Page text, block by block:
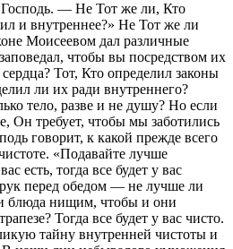
— Не Тот же ли, Кто
и внутреннее?» Не Тот же ли
Моисеевом дал различные
чтобы вы посредством их
Тот, Кто определил законы
ли их ради внутреннего?
тело, разве и не душу? Но если
Он требует, чтобы мы заботились
говорит, к какой прежде всего
«Подавайте лучше
есть, тогда все будет у вас
перед обедом — не лучше ли
блюда нищим, чтобы и они
Тогда все будет у вас чисто.
тайну внутренней чистоты и